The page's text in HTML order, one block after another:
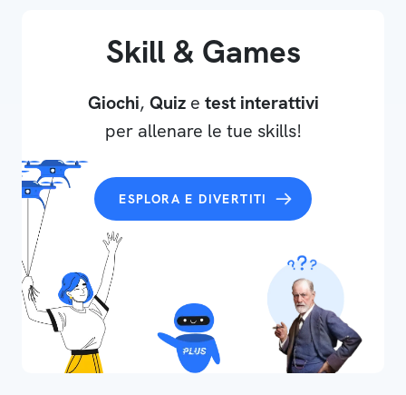
Skill & Games
Giochi, Quize test interattivi
per allenare le tue skills!
ESPLORA E DIVERTITI